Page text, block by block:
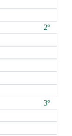
2º
3º